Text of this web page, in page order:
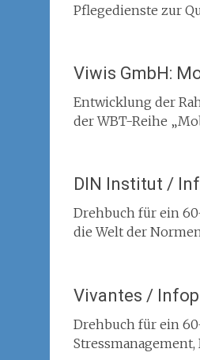
Pflegedienste zur
Viwis GmbH:
Entwicklung der
der WBT-Reihe
DIN Institut /
Drehbuch für ein
die Welt der
Vivantes /
Drehbuch für ein